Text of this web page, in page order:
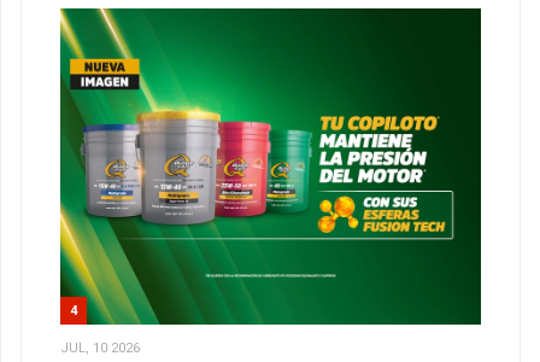
4
JUL, 10 2026